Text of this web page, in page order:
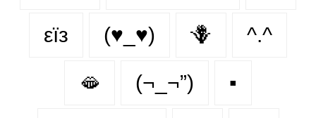
εїз (♥_♥) 🪻 ^.^
🫦 (¬_¬”) ▪️